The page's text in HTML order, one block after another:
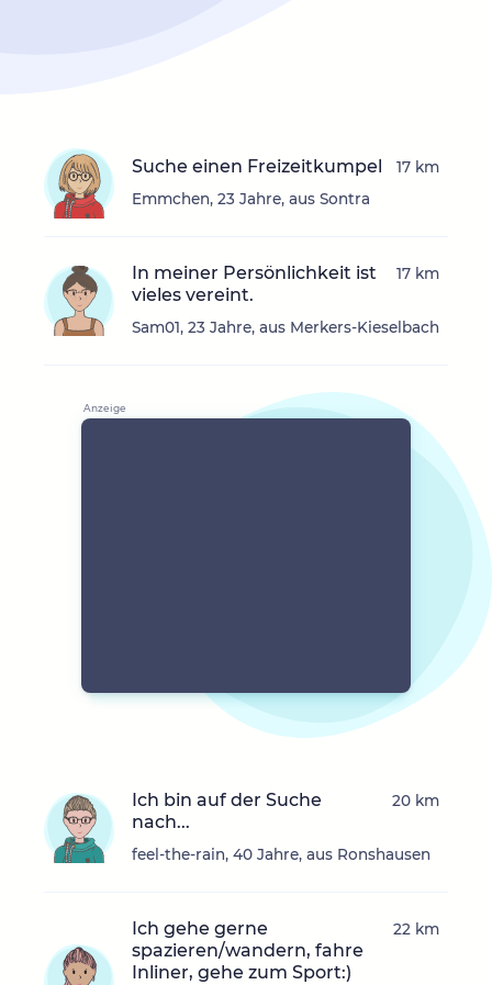
Suche einen Freizeitkumpel
Emmchen, 23 Jahre, aus Sontra
17 km
In meiner Persönlichkeit ist
vieles vereint.
Sam01, 23 Jahre, aus Merkers-Kieselbach
17 km
Ich bin auf der Suche
nach...
feel-the-rain, 40 Jahre, aus Ronshausen
20 km
Ich gehe gerne
spazieren/wandern, fahre
Inliner, gehe zum Sport:)
22 km